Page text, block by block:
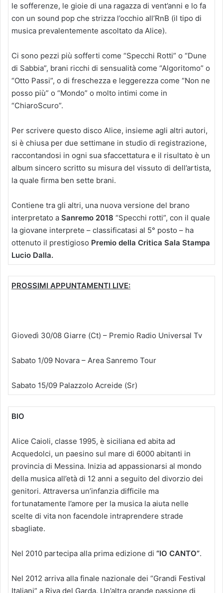
le sofferenze, le gioie di una ragazza di vent’anni e lo fa
con un sound pop che strizza l’occhio all’RnB (il tipo di
musica prevalentemente ascoltato da Alice).
Ci sono pezzi più sofferti come “Specchi Rotti” o “Dune
di Sabbia”, brani ricchi di sensualità come “Algoritomo” o
“Otto Passi”, o di freschezza e leggerezza come “Non ne
posso più” o “Mondo” o molto intimi come in
“ChiaroScuro”.
Per scrivere questo disco Alice, insieme agli altri autori,
si è chiusa per due settimane in studio di registrazione,
raccontandosi in ogni sua sfaccettatura e il risultato è un
album sincero scritto su misura del vissuto di dell’artista,
la quale firma ben sette brani.
Contiene tra gli altri, una nuova versione del brano
interpretato a Sanremo 2018 “Specchi rotti”, con il quale
la giovane interprete – classificatasi al 5° posto – ha
ottenuto il prestigioso Premio della Critica Sala Stampa
Lucio Dalla.
PROSSIMI APPUNTAMENTI LIVE:
Giovedì 30/08 Giarre (Ct) – Premio Radio Universal Tv
Sabato 1/09 Novara – Area Sanremo Tour
Sabato 15/09 Palazzolo Acreide (Sr)
BIO
Alice Caioli, classe 1995, è siciliana ed abita ad
Acquedolci, un paesino sul mare di 6000 abitanti in
provincia di Messina. Inizia ad appassionarsi al mondo
della musica all’età di 12 anni a seguito del divorzio dei
genitori. Attraversa un’infanzia difficile ma
fortunatamente l’amore per la musica la aiuta nelle
scelte di vita non facendole intraprendere strade
sbagliate.
Nel 2010 partecipa alla prima edizione di “IO CANTO”.
Nel 2012 arriva alla finale nazionale dei “Grandi Festival
Italiani” a Riva del Garda. Un’altra grande passione di